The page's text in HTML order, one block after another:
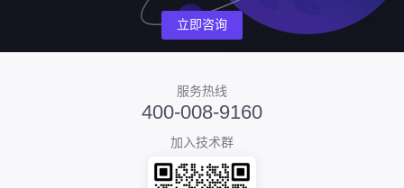
立即咨询
服务热线
400-008-9160
加入技术群